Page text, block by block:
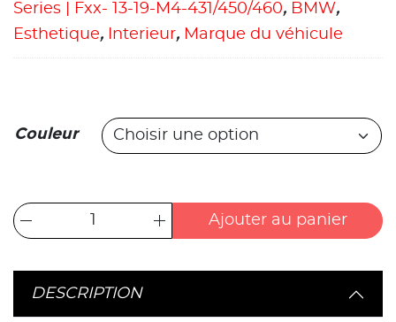
Series | Fxx- 13-19-M4-431/450/460, BMW,
Esthetique, Interieur, Marque du véhicule
Couleur
Ajouter au panier
DESCRIPTION